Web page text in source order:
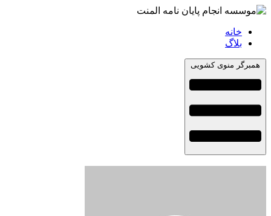
خانه
بلاگ
همبرگر منوی کشویی